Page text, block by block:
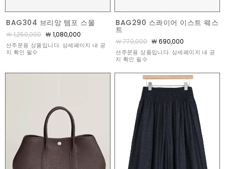
BAG304 브리앙 템포 스몰
￦ 1,250,000 ￦ 1,080,000
선주문용 상품입니다. 상세페이지 내 공
지 확인 필수
BAG290 스콰이어 이스트 웨스
트
￦ 770,000 ￦ 690,000
선주문용 상품입니다. 상세페이지 내 공
지 확인 필수